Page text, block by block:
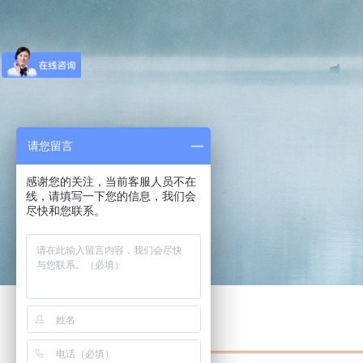
请您留言
感谢您的关注，当前客服人员不在
线，请填写一下您的信息，我们会
尽快和您联系。